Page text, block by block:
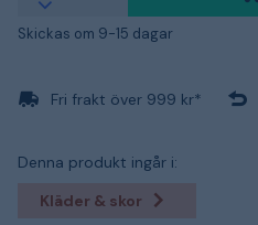
Skickas om 9-15 dagar
Fri frakt över 999 kr*
Denna produkt ingår i:
Kläder & skor